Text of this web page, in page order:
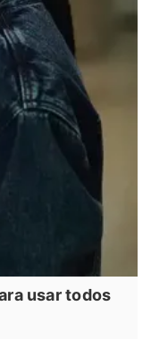
usar todos